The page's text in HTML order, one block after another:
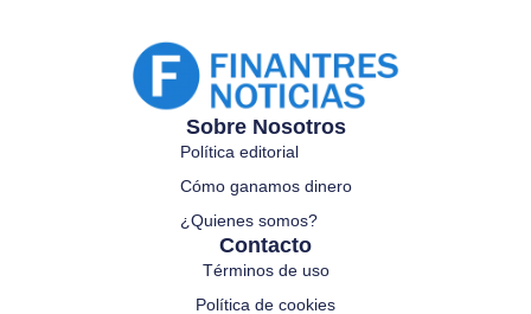
Sobre Nosotros
Política editorial
Cómo ganamos dinero
¿Quienes somos?
Contacto
Términos de uso
Política de cookies